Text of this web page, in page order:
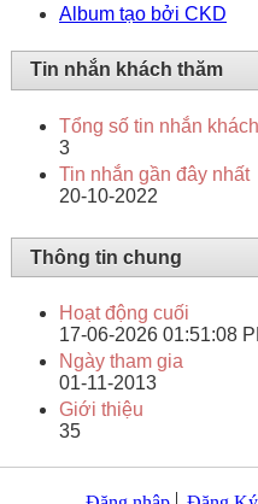
Album tạo bởi CKD
Tin nhắn khách thăm
Tổng số tin nhắn
3
Tin nhắn gần đây nhất
20-10-2022
Thông tin chung
Hoạt động cuối
17-06-2026 01:51:08
Ngày tham gia
01-11-2013
Giới thiệu
35